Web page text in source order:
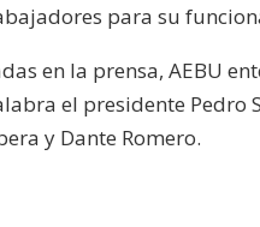
para su
en la prensa, AEBU
el presidente Pedro
y Dante Romero.